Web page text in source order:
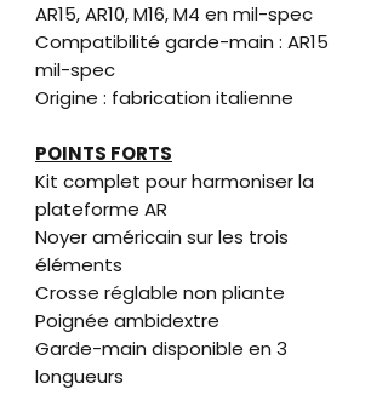
AR15, AR10, M16, M4 en mil-spec
Compatibilité garde-main : AR15
mil-spec
Origine : fabrication italienne
POINTS FORTS
Kit complet pour harmoniser la
plateforme AR
Noyer américain sur les trois
éléments
Crosse réglable non pliante
Poignée ambidextre
Garde-main disponible en 3
longueurs